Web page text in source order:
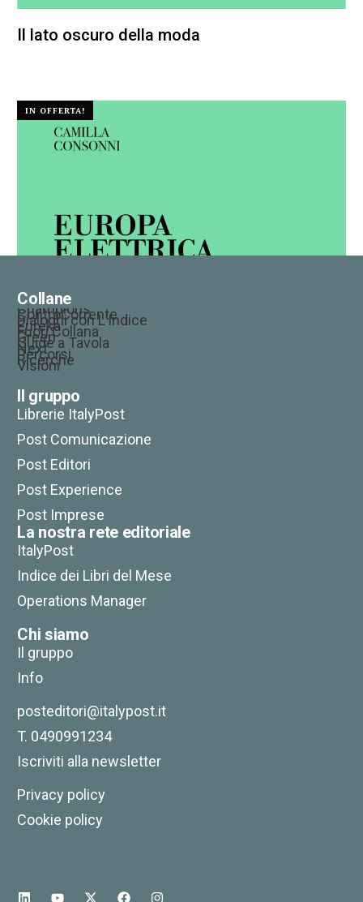
Il lato oscuro della moda
IN OFFERTA!
24,00€ 22,80€
Collane
Champions
ControCorrente
Dialoghi con L’Indice
Eureka
Fuori Collana
Green
Guide a Tavola
Next
Percorsi
Ricerche
Visioni
Il gruppo
Librerie ItalyPost
Post Comunicazione
Post Editori
Post Experience
Post Imprese
La nostra rete editoriale
ItalyPost
Indice dei Libri del Mese
Operations Manager
Chi siamo
Il gruppo
Info
posteditori@italypost.it
T. 0490991234
Iscriviti alla newsletter
Privacy policy
Cookie policy